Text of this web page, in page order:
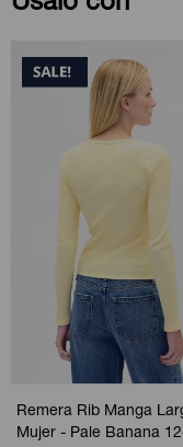
Remera Rib Manga
Mujer - Pale Banana